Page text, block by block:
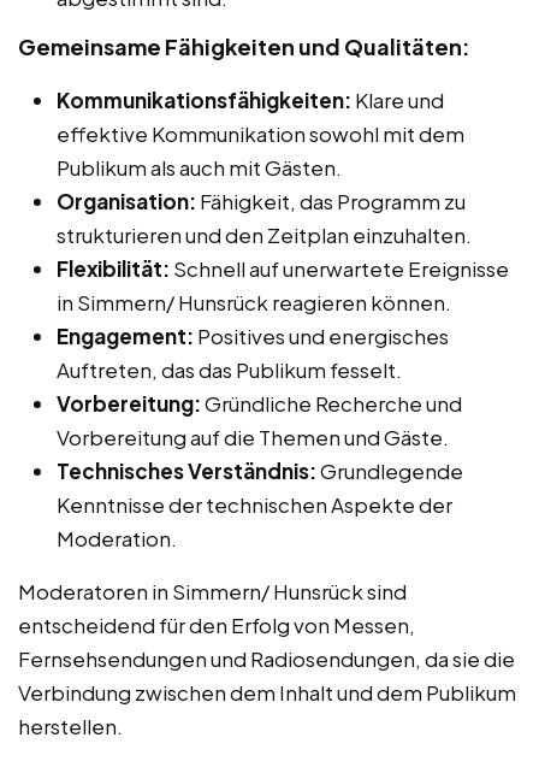
Gemeinsame Fähigkeiten und Qualitäten:
Kommunikationsfähigkeiten: Klare und
effektive Kommunikation sowohl mit dem
Publikum als auch mit Gästen.
Organisation: Fähigkeit, das Programm zu
strukturieren und den Zeitplan einzuhalten.
Flexibilität: Schnell auf unerwartete Ereignisse
in Simmern/ Hunsrück reagieren können.
Engagement: Positives und energisches
Auftreten, das das Publikum fesselt.
Vorbereitung:Gründliche Recherche und
Vorbereitung auf die Themen und Gäste.
Technisches Verständnis:Grundlegende
Kenntnisse der technischen Aspekte der
Moderation.
Moderatoren in Simmern/ Hunsrück sind
entscheidend für den Erfolg von Messen,
Fernsehsendungen und Radiosendungen, da sie die
Verbindung zwischen dem Inhalt und dem Publikum
herstellen.